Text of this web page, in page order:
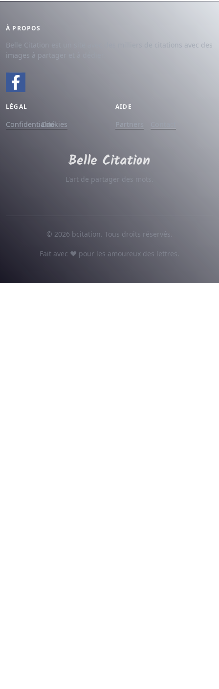
À PROPOS
Belle Citation est un site avec des milliers de citations avec des
images à partager et à dédier.
LÉGAL
ConfidentialitéCookies
AIDE
Partners
L'art de partager des mots.
© 2026 bcitation. Tous droits réservés.
Fait avec ♥ pour les amoureux des lettres.